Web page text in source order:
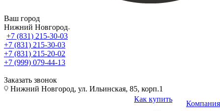
Ваш город
Нижний Новгород
+7 (831) 215-30-03
+7 (831) 215-30-03
+7 (831) 215-20-02
+7 (999) 079-44-13
Заказать звонок
Нижний Новгород, ул. Ильинская, 85, корп.1
Как купить
Компания